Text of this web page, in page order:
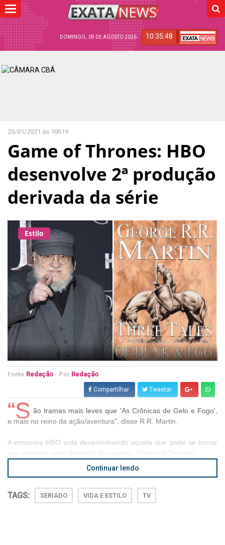
DOMINGO, 09 DE AGOSTO 2026 10:35:49
Toggle
navigation
23/01/2021 às 10h19
Game of Thrones: HBO
desenvolve 2ª produção
derivada da série
Estilo
Fonte Redação - Por Redação
Compartilhar Tweetar
“S ão tramas mais leves que 'As Crônicas de Gelo e Fogo',
e mais no reino da ação/aventura", disse R.R. Martin.
A emissora HBO está desenvolvendo aquela que pode se tornar
sua segunda série derivada do sucesso “Game of Thrones“.
Continuar lendo
TAGS: SERIADO VIDA E ESTILO TV